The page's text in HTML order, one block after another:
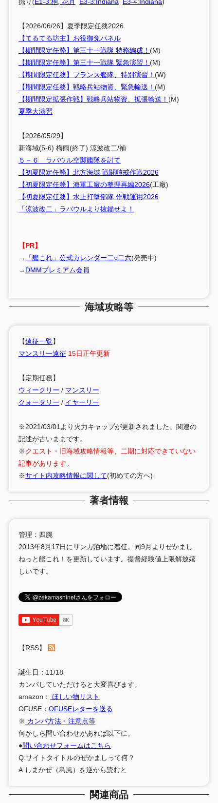
【2026/06/26】夏季限定任務2026
【てるてる坊主】お役御免パネル
【期間限定任務】第三十一戦隊 特務編成！ (M)
【期間限定任務】第三十一戦隊 緊急演習！ (M)
【期間限定任務】フランス艦隊、特別演習！ (W)
【期間限定任務】戦略兵站物資、緊急輸送！ (M)
【期間限定拡張作戦】戦略兵站物資、拡張輸送！ (M)
夏季大演習
【2026/05/29】
新海域(5-6) 梅雨(終了) 涼波改二/補
５－６ ラバウル空襲艦隊を討て
【初夏限定任務】北方海域 戦闘哨戒作戦2026
【初夏限定任務】海軍工廠の整理再編2026(工廠)
【初夏限定任務】水上打撃部隊 作戦運用2026
「涼波改二」ラバウルより抜錨せよ！
【PR】
→
「艦これ」公式カレンダー二○二六(発売中)
→ DMMプレミアム会員
海域攻略等
【遠征一覧】
マンスリー遠征 15日正午更新
【定期任務】
ウィークリー / マンスリー
クォータリー / イヤーリー
※2021/03/01より火力キャップが更新されました。関連の
記述が古いままです。
※クエスト・旧海域攻略情報等、二期に対応できていない
記事があります。
※サイト内攻略情報に関して(初めての方へ)
著者情報
管理：四腕
2013年8月17日にリンガ泊地に着任。同9月よりぜかまし
ねっと艦これ！を更新しています。提督経験値上限解放嬉
しいです。
【RSS】
誕生日：11/18
カンパしていただけると大変喜びます。
amazon：
ほしい物リスト
OFUSE： OFUSEレターを送る
※ カンパ方法・注意点等
何かしら問い合わせがあれば以下に。
●問い合わせフォームはこちら
Q:サイトタイトルのぜかましって何？
A:しまかぜ（島風）を逆から読むと
関連商品